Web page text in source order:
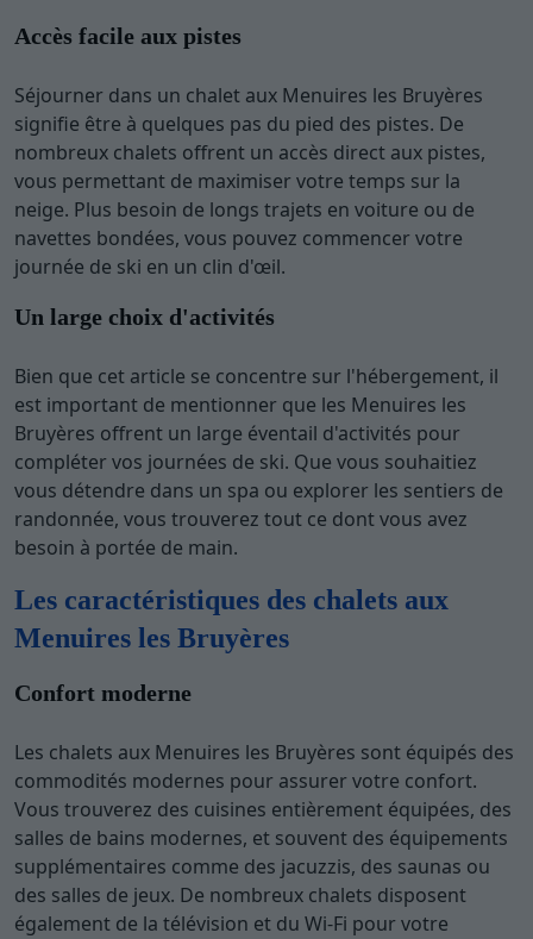
Accès facile aux pistes
Séjourner dans un chalet aux Menuires les Bruyères
signifie être à quelques pas du pied des pistes. De
nombreux chalets offrent un accès direct aux pistes,
vous permettant de maximiser votre temps sur la
neige. Plus besoin de longs trajets en voiture ou de
navettes bondées, vous pouvez commencer votre
journée de ski en un clin d'œil.
Un large choix d'activités
Bien que cet article se concentre sur l'hébergement, il
est important de mentionner que les Menuires les
Bruyères offrent un large éventail d'activités pour
compléter vos journées de ski. Que vous souhaitiez
vous détendre dans un spa ou explorer les sentiers de
randonnée, vous trouverez tout ce dont vous avez
besoin à portée de main.
Les caractéristiques des chalets aux
Menuires les Bruyères
Confort moderne
Les chalets aux Menuires les Bruyères sont équipés des
commodités modernes pour assurer votre confort.
Vous trouverez des cuisines entièrement équipées, des
salles de bains modernes, et souvent des équipements
supplémentaires comme des jacuzzis, des saunas ou
des salles de jeux. De nombreux chalets disposent
également de la télévision et du Wi-Fi pour votre